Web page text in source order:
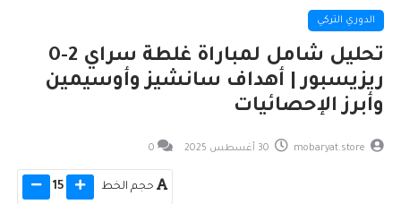
الدوري التركي
تحليل شامل لمباراة غلطة سراي 2-0
ريزيسبور | أهداف سانشيز وأوسيمين
وأبرز الإحصائيات
mobaryat.store
0
حجم الخط 15